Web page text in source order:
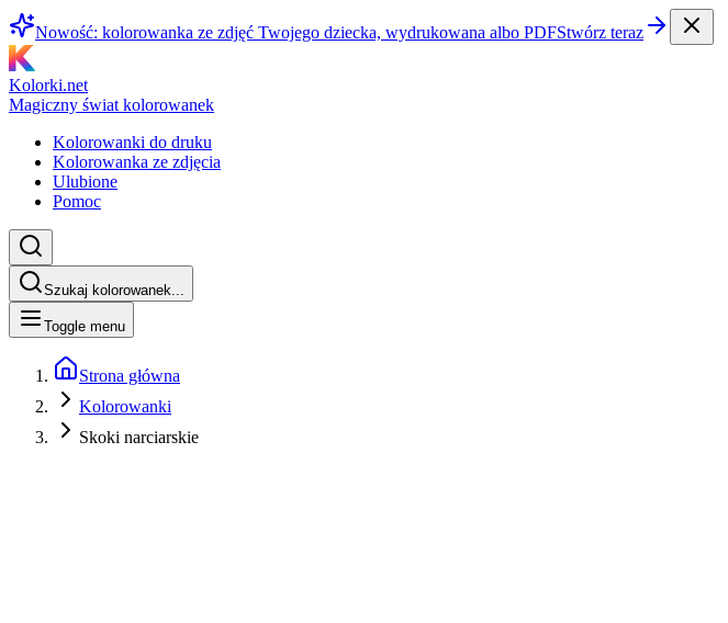
Nowość: kolorowanka ze zdjęć Twojego dziecka, wydrukowana albo PDFStwórz teraz
Kolorki.net
Magiczny świat kolorowanek
Kolorowanki do druku
Kolorowanka ze zdjęcia
Ulubione
Pomoc
Szukaj kolorowanek...
Toggle menu
Strona główna
Kolorowanki
Skoki narciarskie